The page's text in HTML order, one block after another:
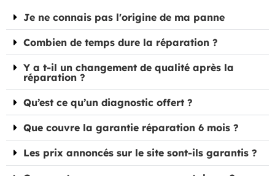
Je ne connais pas l'origine de ma panne
Combien de temps dure la réparation ?
Y a t-il un changement de qualité après la
réparation ?
Qu’est ce qu’un diagnostic offert ?
Que couvre la garantie réparation 6 mois ?
Les prix annoncés sur le site sont-ils garantis ?